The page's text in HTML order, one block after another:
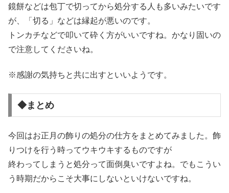
鏡餅などは包丁で切ってから処分する人も多いみたいです
が、「切る」などは縁起が悪いのです。
トンカチなどで叩いて砕く方がいいですね。かなり固いの
で注意してくださいね。
※感謝の気持ちと共に出すといいようです。
◆まとめ
今回はお正月の飾りの処分の仕方をまとめてみました。飾
りつけを行う時ってウキウキするものですが
終わってしまうと処分って面倒臭いですよね。でもこうい
う時期だからこそ大事にしないといけないですね。